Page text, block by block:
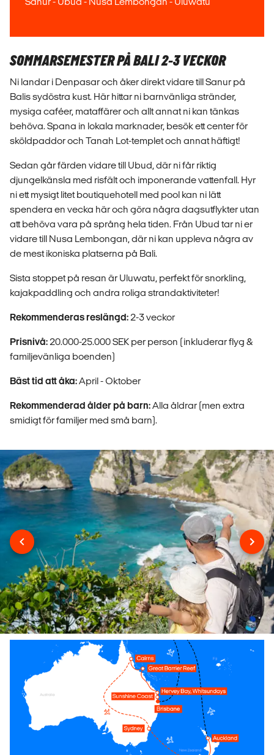
SOMMARSEMESTER PÅ BALI 2-3 VECKOR
Ni landar i Denpasar och åker direkt vidare till Sanur på
Balis sydöstra kust. Här hittar ni barnvänliga stränder,
mysiga caféer, mataffärer och allt annat ni kan tänkas
behöva. Spana in lokala marknader, besök ett center för
sköldpaddor och Tanah Lot-templet och annat häftigt!
Sedan går färden vidare till Ubud, där ni får riktig
djungelkänsla med risfält och imponerande vattenfall. Hyr
ni ett mysigt litet boutiquehotell med pool kan ni lätt
spendera en vecka här och göra några dagsutflykter utan
att behöva vara på språng hela tiden. Från Ubud tar ni er
vidare till Nusa Lembongan, där ni kan uppleva några av
de mest ikoniska platserna på Bali.
Sista stoppet på resan är Uluwatu, perfekt för snorkling,
kajakpaddling och andra roliga strandaktiviteter!
Rekommenderas reslängd: 2-3 veckor
Prisnivå: 20.000-25.000 SEK per person (inkluderar flyg &
familjevänliga boenden)
Bäst tid att åka:April - Oktober
Rekommenderad ålder på barn:Alla åldrar (men extra
smidigt för familjer med små barn).